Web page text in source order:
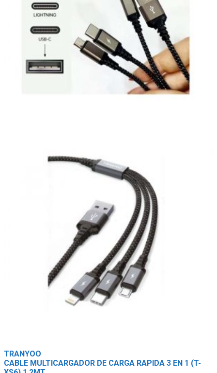
TRANYOO
CABLE MULTICARGADOR DE CARGA RAPIDA 3 EN 1 (T-